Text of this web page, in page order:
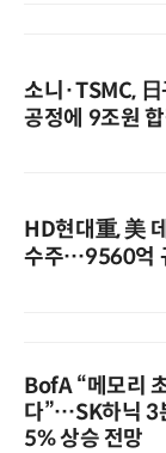
소니·TSMC,
공정에 9조원
HD현대重, 美
수주…9560억
BofA “메모리
다”…SK하닉 3
5% 상승 전망